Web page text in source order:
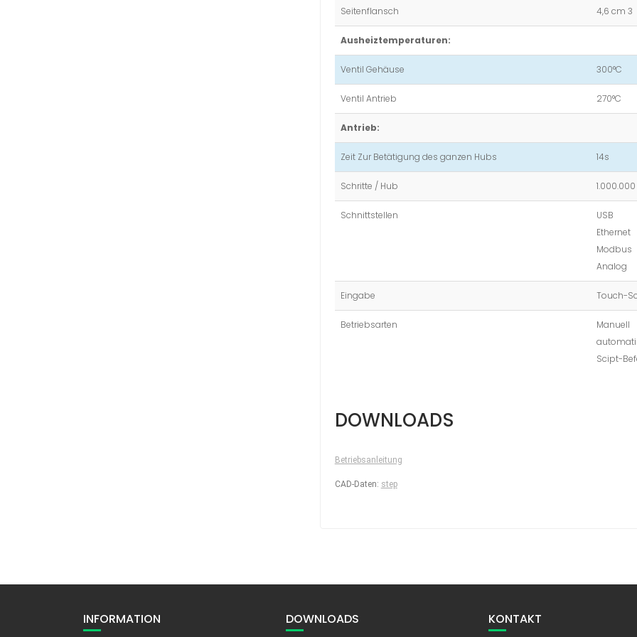
Seitenflansch 4,6 cm 3
Ausheiztemperaturen:
Ventil Gehäuse 300°C
Ventil Antrieb 270°C
Antrieb:
Zeit Zur Betätigung des ganzen Hubs 14s
Schritte / Hub 1.000.000
Schnittstellen
USB
Ethernet
Modbus
Analog
Eingabe Touch-
Betriebsarten
Manuell
Scipt-
DOWNLOADS
Betriebsanleitung
CAD-Daten: step
INFORMATION DOWNLOADS KONTAKT